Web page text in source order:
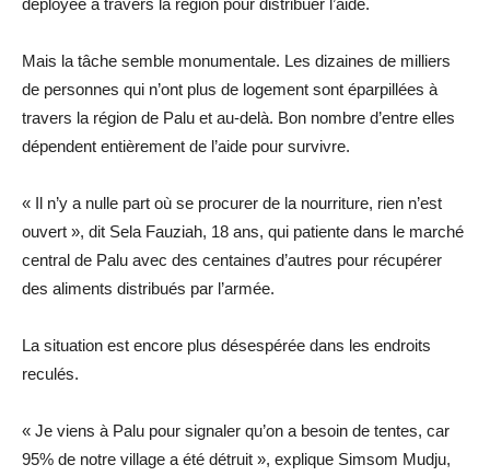
déployée à travers la région pour distribuer l’aide.
Mais la tâche semble monumentale. Les dizaines de milliers
de personnes qui n’ont plus de logement sont éparpillées à
travers la région de Palu et au-delà. Bon nombre d’entre elles
dépendent entièrement de l’aide pour survivre.
« Il n’y a nulle part où se procurer de la nourriture, rien n’est
ouvert », dit Sela Fauziah, 18 ans, qui patiente dans le marché
central de Palu avec des centaines d’autres pour récupérer
des aliments distribués par l’armée.
La situation est encore plus désespérée dans les endroits
reculés.
« Je viens à Palu pour signaler qu’on a besoin de tentes, car
95% de notre village a été détruit », explique Simsom Mudju,